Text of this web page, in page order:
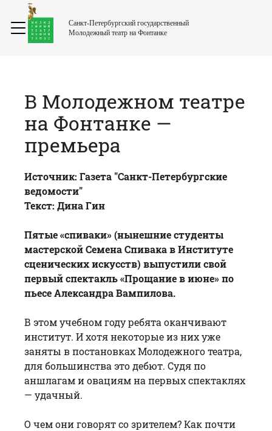
Санкт-Петербургский государственный
Молодежный театр на Фонтанке
В Молодежном театре
на Фонтанке —
премьера
Источник: Газета "Санкт-Петербургские
ведомости"
Текст: Дина Гин
Пятые «спиваки» (нынешние студенты
мастерской Семена Спивака в Институте
сценических искусств) выпустили свой
первый спектакль «Прощание в июне» по
пьесе Александра Вампилова.
В этом учебном году ребята оканчивают
институт. И хотя некоторые из них уже
заняты в постановках Молодежного театра,
для большинства это дебют. Судя по
аншлагам и овациям на первых спектаклях
— удачный.
О чем они говорят со зрителем? Как почти